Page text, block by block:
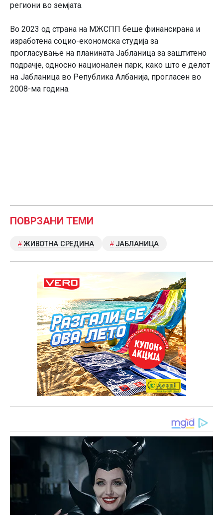
региони во земјата.
Во 2023 од страна на МЖСПП беше финансирана и
изработена социо-економска студија за
прогласување на планината Јабланица за заштитено
подрачје, односно национален парк, како што е делот
на Јабланица во Република Албанија, прогласен во
2008-ма година.
ПОВРЗАНИ ТЕМИ
ЖИВОТНА СРЕДИНА ЈАБЛАНИЦА